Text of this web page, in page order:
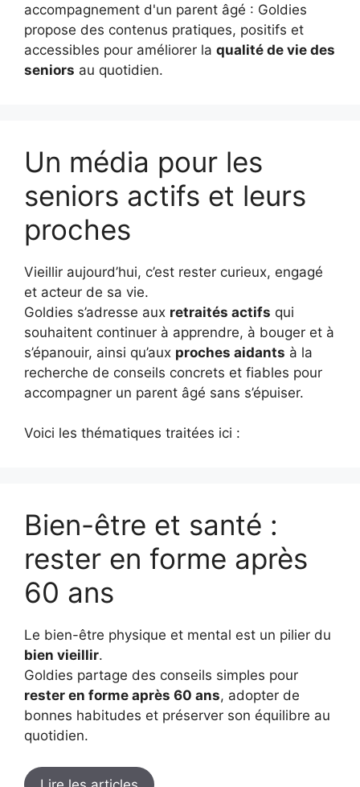
accompagnement d'un parent âgé : Goldies
propose des contenus pratiques, positifs et
accessibles pour améliorer la qualité de vie des
seniors au quotidien.
Un média pour les
seniors actifs et leurs
proches
Vieillir aujourd’hui, c’est rester curieux, engagé
et acteur de sa vie.
Goldies s’adresse aux retraités actifs qui
souhaitent continuer à apprendre, à bouger et à
s’épanouir, ainsi qu’aux proches aidants à la
recherche de conseils concrets et fiables pour
accompagner un parent âgé sans s’épuiser.
Voici les thématiques traitées ici :
Bien-être et santé :
rester en forme après
60 ans
Le bien-être physique et mental est un pilier du
bien vieillir.
Goldies partage des conseils simples pour
rester en forme après 60 ans, adopter de
bonnes habitudes et préserver son équilibre au
quotidien.